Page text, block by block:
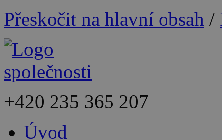
Přeskočit na hlavní obsah /
+420 235 365 207
Úvod